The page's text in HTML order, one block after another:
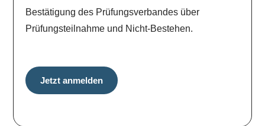
Bestätigung des Prüfungsverbandes über
Prüfungsteilnahme und Nicht-Bestehen.
Jetzt anmelden